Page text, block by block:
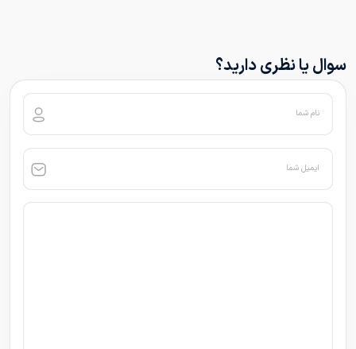
سوال یا نظری دارید؟
نام شما
ایمیل شما